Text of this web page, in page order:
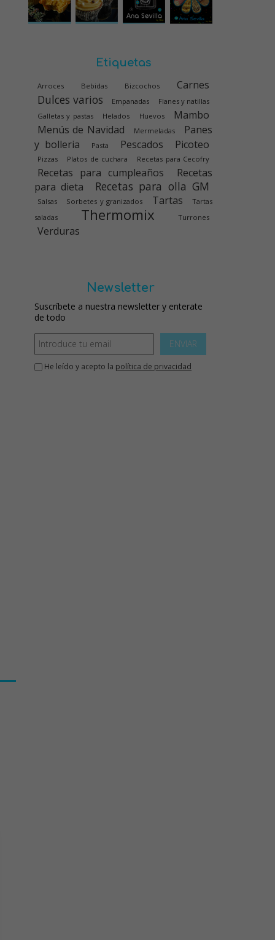
Etiquetas
Arroces Bebidas Bizcochos Carnes
Dulces varios Empanadas
Flanes y natillas
Galletas y pastas
Helados Huevos
Mambo
Menús de Navidad
Mermeladas
Panes
y bolleria
Pasta Pescados Picoteo
Pizzas Platos de cuchara Recetas para Cecofry
Recetas para cumpleaños
Recetas
para dieta
Recetas para olla GM
Salsas Sorbetes y granizados Tartas
Tartas
saladas
Thermomix Turrones
Verduras
Newsletter
Suscríbete a nuestra newsletter y enterate
de todo
ENVIAR
He leído y acepto la política de privacidad